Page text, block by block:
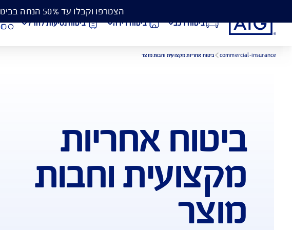
הצטרפו וקבלו עד 50% הנחה בביטוח המקיף לרכב, וגם כיסוי פגושים ב- 99 ₪
ביטוח רכב ביטוח דירה ביטוח נסיעות לחו״ל ביטוחים נוספים
הורדת מסמכי ביטוח רכב הצעת מחיר לביטוח רכב
ביטוח בריאות
פתיחת תביעת רכב אחריות
וחבות